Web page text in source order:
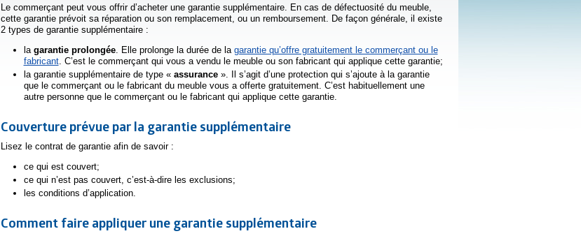
Le commerçant peut vous offrir d’acheter une garantie supplémentaire. En cas de défectuosité du meuble,
cette garantie prévoit sa réparation ou son remplacement, ou un remboursement. De façon générale, il existe
2 types de garantie supplémentaire :
la garantie prolongée. Elle prolonge la durée de la garantie qu’offre gratuitement le commerçant ou le
fabricant. C’est le commerçant qui vous a vendu le meuble ou son fabricant qui applique cette garantie;
la garantie supplémentaire de type « assurance». Il s’agit d’une protection qui s’ajoute à la garantie
que le commerçant ou le fabricant du meuble vous a offerte gratuitement. C’est habituellement une
autre personne que le commerçant ou le fabricant qui applique cette garantie.
Couverture prévue par la garantie supplémentaire
Lisez le contrat de garantie afin de savoir :
ce qui est couvert;
ce qui n’est pas couvert, c’est-à-dire les exclusions;
les conditions d’application.
Comment faire appliquer une garantie supplémentaire